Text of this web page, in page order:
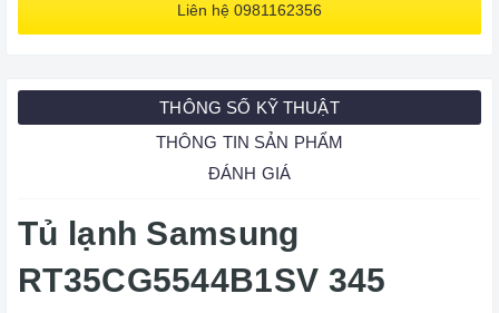
Liên hệ 0981162356
THÔNG SỐ KỸ THUẬT
THÔNG TIN SẢN PHẨM
ĐÁNH GIÁ
Tủ lạnh Samsung
RT35CG5544B1SV 345